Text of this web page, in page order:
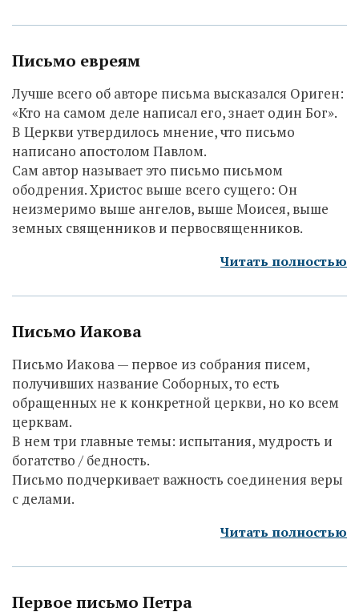
Письмо евреям
Лучше всего об авторе письма высказался Ориген:
«Кто на самом деле написал его, знает один Бог».
В Церкви утвердилось мнение, что письмо
написано апостолом Павлом.
Сам автор называет это письмо письмом
ободрения. Христос выше всего сущего: Он
неизмеримо выше ангелов, выше Моисея, выше
земных священников и первосвященников.
Читать полностью
Письмо Иакова
Письмо Иакова — первое из собрания писем,
получивших название Соборных, то есть
обращенных не к конкретной церкви, но ко всем
церквам.
В нем три главные темы: испытания, мудрость и
богатство / бедность.
Письмо подчеркивает важность соединения веры
с делами.
Читать полностью
Первое письмо Петра